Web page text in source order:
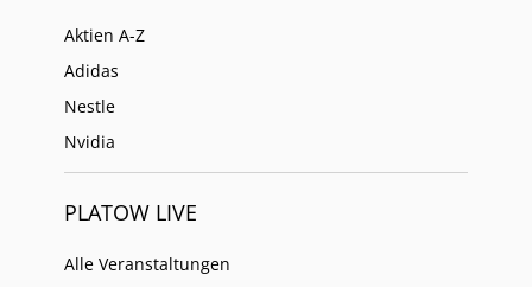
Aktien A-Z
Adidas
Nestle
Nvidia
PLATOW LIVE
Alle Veranstaltungen